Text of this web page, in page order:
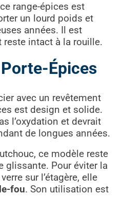
range-épices est
un lourd poids et
années. Il est
reste intact à la rouille.
Porte-Épices
avec un revêtement
est design et solide.
l’oxydation et devrait
de longues années.
ce modèle reste
glissante. Pour éviter la
sur l’étagère, elle
fou. Son utilisation est